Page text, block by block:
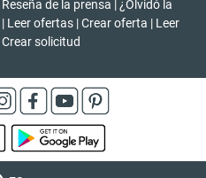
Reseña de la prensa | ¿Olvidó la
| Leer ofertas | Crear oferta | Leer
Crear solicitud